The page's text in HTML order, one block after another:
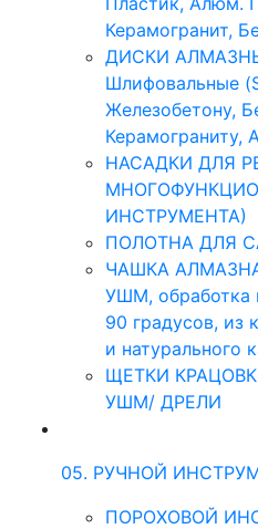
Керамогранит,
ДИСКИ
Шлифовальные
Железобетону,
Керамограниту,
НАСАДКИ ДЛЯ
ИНСТРУМЕНТА)
ПОЛОТНА ДЛЯ
ЧАШКА
УШМ, обработка
90 градусов, из
и натурального
ЩЕТКИ
УШМ/ ДРЕЛИ
05. РУЧНОЙ
ПОРОХОВОЙ